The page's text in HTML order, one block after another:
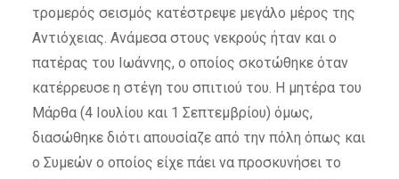
τρομερός σεισμός κατέστρεψε μεγάλο μέρος της
Αντιόχειας. Ανάμεσα στους νεκρούς ήταν και ο
πατέρας του Ιωάννης, ο οποίος σκοτώθηκε όταν
κατέρρευσε η στέγη του σπιτιού του. Η μητέρα του
Μάρθα (4 Ιουλίου και 1 Σεπτεμβρίου) όμως,
διασώθηκε διότι απουσίαζε από την πόλη όπως και
ο Συμεών ο οποίος είχε πάει να προσκυνήσει το